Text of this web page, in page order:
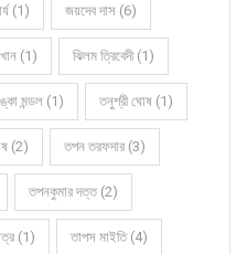
(1) জয়দেব দাস (6)
(1) ঝিলম ত্রিবেদী (1)
মন্ডল (1) তনুশ্রী ঘোষ (1)
(2) তপন তরফদার (3)
তপনকুমার দত্ত (2)
(1) তাপস মাইতি (4)